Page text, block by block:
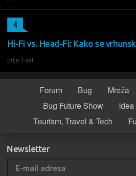
Hi-Fi vs. Head-Fi: Kako se
prije 1 sat
4
Forum Bug Mreža
Bug Future Show
Tourism, Travel & Tech
Newsletter